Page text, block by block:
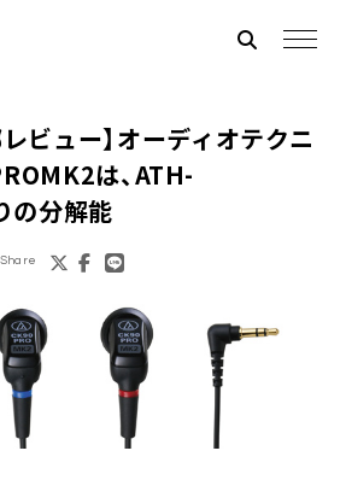
ビュー】 オーディオテクニ
は、ATH-
の分解能
Share